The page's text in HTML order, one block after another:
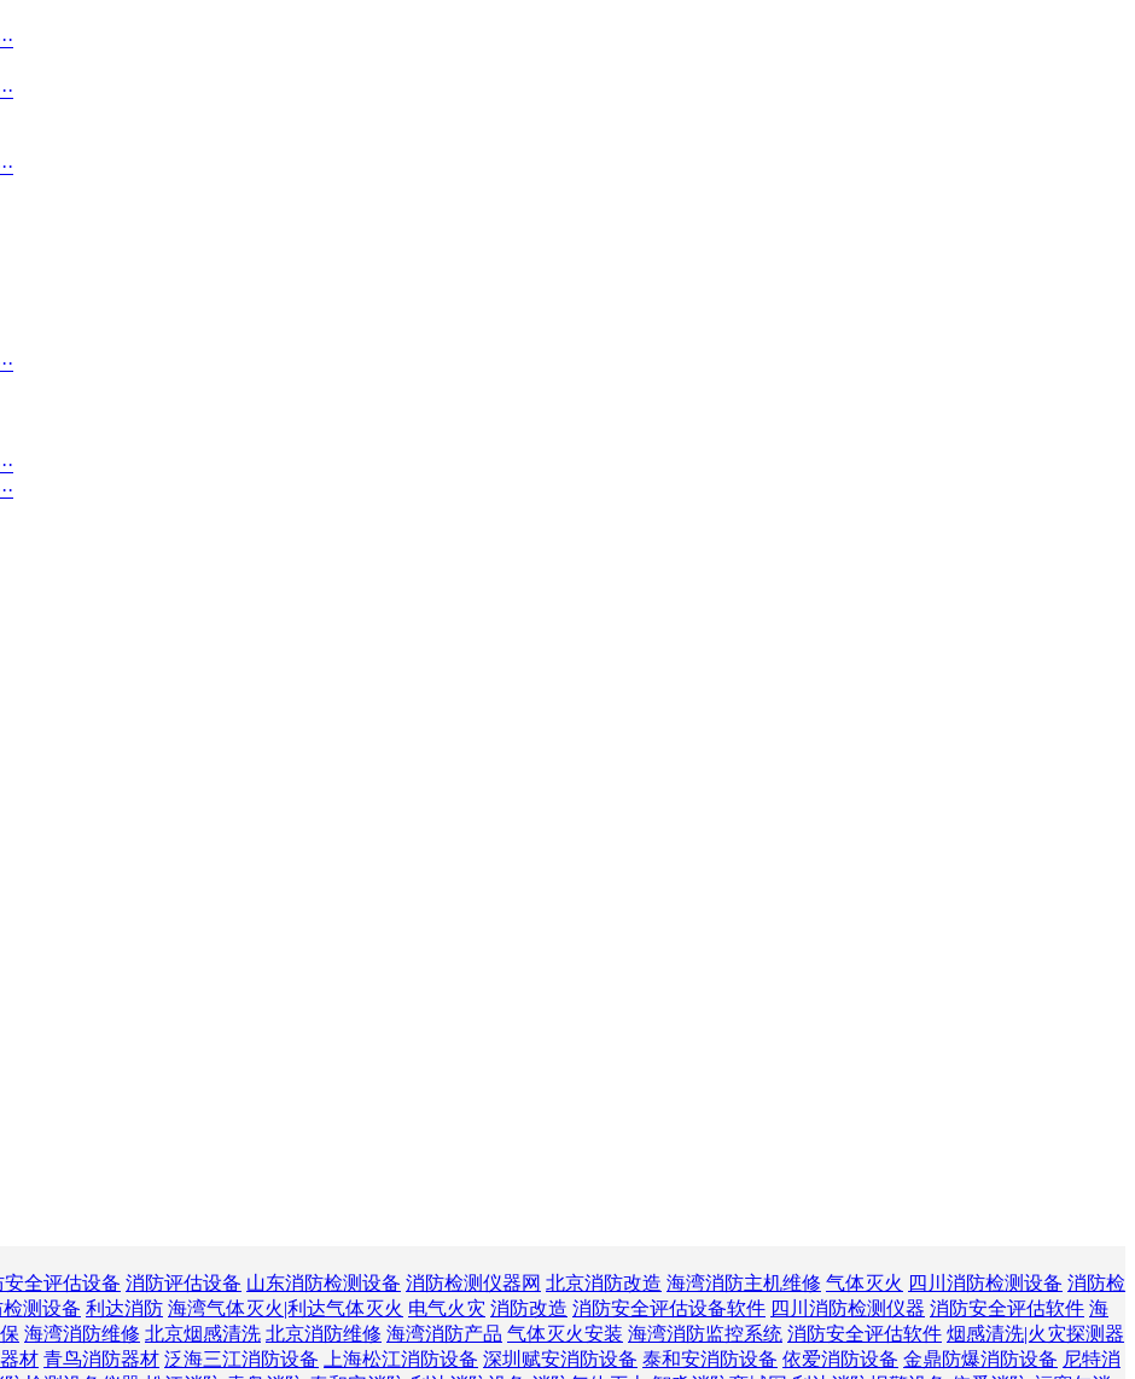
安全评估设备 消防评估设备 山东消防检测设备 消防检测仪器网 北京消防改造 海湾消防主机维修 气体灭火 四川消防检测设备 消防检
测设备 利达消防 海湾气体灭火|利达气体灭火 电气火灾 消防改造 消防安全评估设备软件 四川消防检测仪器 消防安全评估软件 海
海湾消防维修 北京烟感清洗 北京消防维修 海湾消防产品 气体灭火安装 海湾消防监控系统 消防安全评估软件 烟感清洗|火灾探测器
材 青鸟消防器材 泛海三江消防设备 上海松江消防设备 深圳赋安消防设备 泰和安消防设备 依爱消防设备 金鼎防爆消防设备 尼特消